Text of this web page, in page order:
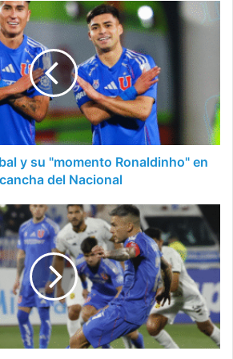
y su "momento Ronaldinho" en
del Nacional